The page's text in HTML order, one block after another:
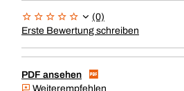
(0)
Erste Bewertung schreiben
PDF ansehen
Weiterempfehlen